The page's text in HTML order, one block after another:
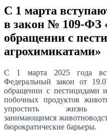
С 1 марта
в закон № 109-ФЗ
обращении с
агрохимикатами»
С 1 марта 2025 года
Федеральный закон от
обращении с пестицидами
побочных продуктов
упростить жизнь
занимающимся
бюрократические барьеры.